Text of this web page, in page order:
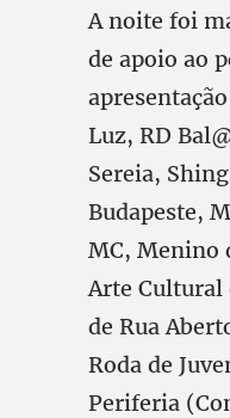
A noite foi
de apoio ao
Luz, RD
Sereia,
Budapeste,
MC, Menino
Arte Cultural
de Rua
Roda de
Periferia